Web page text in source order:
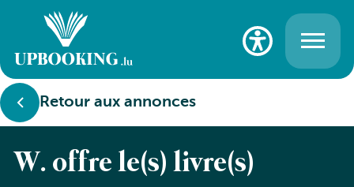
Retour aux annonces
W. offre le(s) livre(s)